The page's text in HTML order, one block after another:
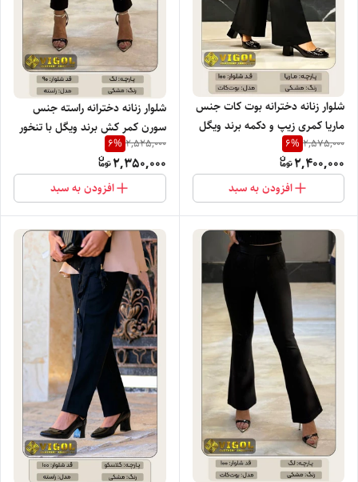
شلوار زنانه دخترانه بوت کات جنس
ماریا کمری زیپ و دکمه برند ویگل
با تنخور بسیار سبک راحت و شیک
2,575,000
6%
2,400,000
افزودن به سبد
شلوار زنانه دخترانه راسته جنس
سورن کمر کش برند ویگل با تنخور
بسیار نرم راحت و شیک
2,525,000
6%
2,350,000
افزودن به سبد